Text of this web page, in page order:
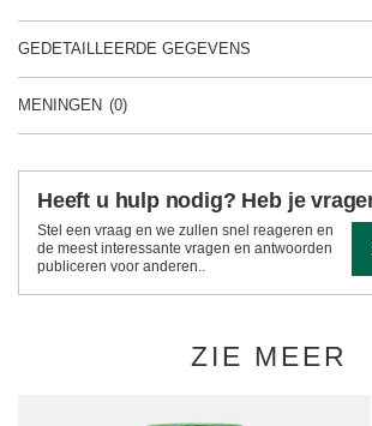
GEDETAILLEERDE GEGEVENS
MENINGEN (0)
Heeft u hulp nodig? Heb je
Stel een vraag en we zullen snel reageren en
de meest interessante vragen en antwoorden
publiceren voor anderen..
ZIE MEER